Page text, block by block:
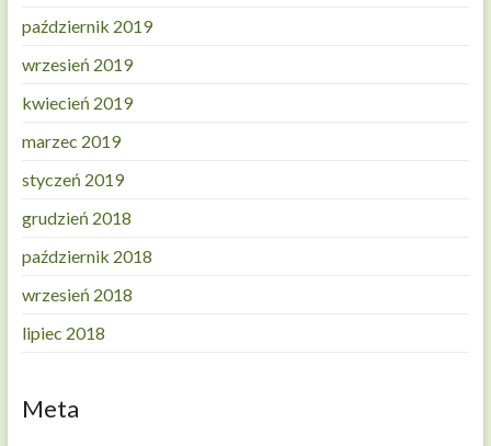
październik 2019
wrzesień 2019
kwiecień 2019
marzec 2019
styczeń 2019
grudzień 2018
październik 2018
wrzesień 2018
lipiec 2018
Meta